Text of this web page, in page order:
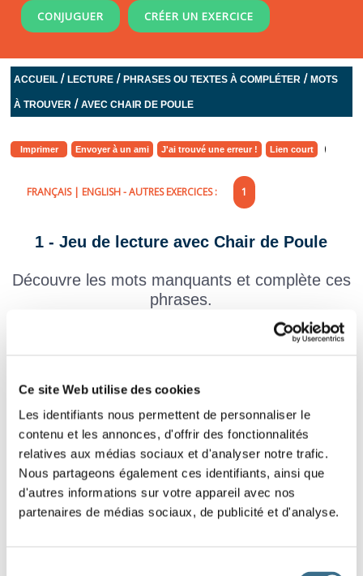
Ce site Web utilise des cookies
Les identifiants nous permettent de personnaliser le
contenu et les annonces, d'offrir des fonctionnalités
relatives aux médias sociaux et d'analyser notre trafic.
Nous partageons également ces identifiants, ainsi que
d'autres informations sur votre appareil avec nos
partenaires de médias sociaux, de publicité et d'analyse.
CONJUGUER CRÉER UN EXERCICE
ACCUEIL /LECTURE /PHRASES OU TEXTES À COMPLÉTER /MOTS
À TROUVER /AVEC CHAIR DE POULE
Imprimer Envoyer à un ami J'ai trouvé une erreur ! Lien court
FRANÇAIS| ENGLISH- AUTRES EXERCICES : 1
1 - Jeu de lecture avec Chair de Poule
Découvre les mots manquants et complète ces
phrases.
J'étais juste (1) du téléphone quand la
(2) retentit. En l'entendant, je sentis mes
(3) se dresser sur ma
et des frissons me (5). Étais-je quelque
(6) tendue ? Il (7) le croire